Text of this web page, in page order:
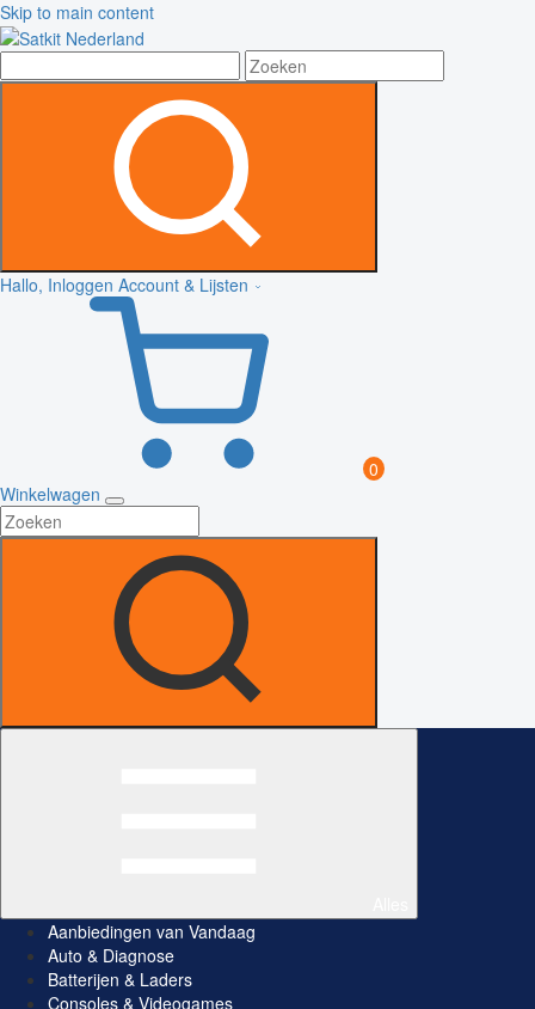
Skip to main content
Hallo, Inloggen Account & Lijsten
0
Winkelwagen
Aanbiedingen van Vandaag
Auto & Diagnose
Batterijen & Laders
Consoles & Videogames